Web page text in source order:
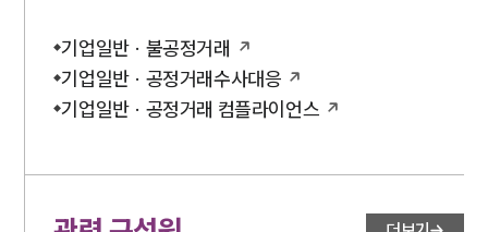
기업일반 · 불공정거래
기업일반 · 공정거래수사대응
기업일반 · 공정거래 컴플라이언스